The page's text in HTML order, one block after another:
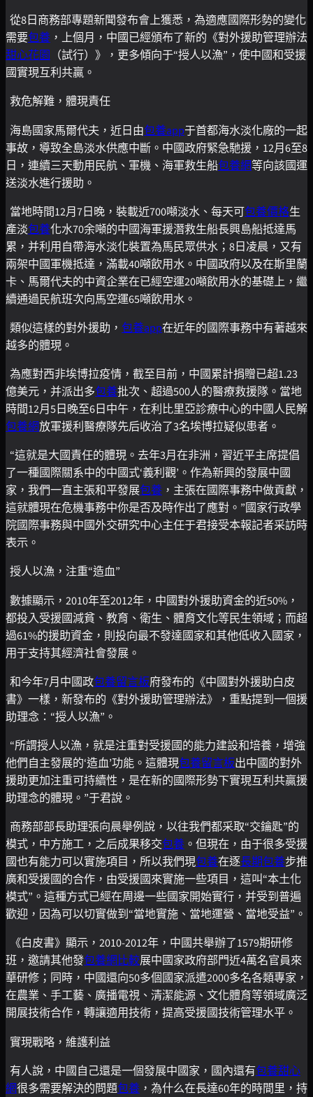
從8日商務部專題新聞發布會上獲悉，為適應國際形勢的變化
需要包養 ，上個月，中國已經頒布了新的《對外援助管理辦法
甜心花園 （試行）》，更多傾向于“授人以漁”，使中國和受援
國實現互利共贏。
救危解難，體現責任
海島國家馬爾代夫，近日由包養app于首都海水淡化廠的一起
事故，導致全島淡水供應中斷。中國政府緊急馳援，12月6至8
日，連續三天動用民航、軍機、海軍救生船包養網等向該國運
送淡水進行援助。
當地時間12月7日晚，裝載近700噸淡水、每天可包養價格生
產淡包養化水70余噸的中國海軍援潛救生船長興島船抵達馬
累，并利用自帶海水淡化裝置為馬民眾供水；8日凌晨，又有
兩架中國軍機抵達，滿載40噸飲用水。中國政府以及在斯里蘭
卡、馬爾代夫的中資企業在已經空運20噸飲用水的基礎上，繼
續通過民航班次向馬空運65噸飲用水。
類似這樣的對外援助， 包養app在近年的國際事務中有著越來
越多的體現。
為應對西非埃博拉疫情，截至目前，中國累計捐贈已超1.23
億美元，并派出多包養批次、超過500人的醫療救援隊。當地
時間12月5日晚至6日中午，在利比里亞診療中心的中國人民解
包養網放軍援利醫療隊先后收治了3名埃博拉疑似患者。
“這就是大國責任的體現。去年3月在非洲，習近平主席提倡
了一種國際關系中的中國式‘義利觀’。作為新興的發展中國
家，我們一直主張和平發展包養 ，主張在國際事務中做貢獻，
這就體現在危機事務中你是否及時作出了應對。”國家行政學
院國際事務與中國外交研究中心主任于君接受本報記者采訪時
表示。
授人以漁，注重“造血”
數據顯示，2010年至2012年，中國對外援助資金的近50%，
都投入受援國減貧、教育、衛生、體育文化等民生領域；而超
過61%的援助資金，則投向最不發達國家和其他低收入國家，
用于支持其經濟社會發展。
和今年7月中國政包養留言板府發布的《中國對外援助白皮
書》一樣，新發布的《對外援助管理辦法》，重點提到一個援
助理念：“授人以漁”。
“所謂授人以漁，就是注重對受援國的能力建設和培養，增強
他們自主發展的‘造血’功能。這體現包養留言板出中國的對外
援助更加注重可持續性，是在新的國際形勢下實現互利共贏援
助理念的體現。”于君說。
商務部部長助理張向晨舉例說，以往我們都采取“交鑰匙”的
模式，中方施工，之后成果移交包養 。但現在，由于很多受援
國也有能力可以實施項目，所以我們現包養在逐長期包養步推
廣和受援國的合作，由受援國來實施一些項目，這叫“本土化
模式”。這種方式已經在周邊一些國家開始實行，并受到普遍
歡迎，因為可以切實做到“當地實施、當地運營、當地受益”。
《白皮書》顯示，2010-2012年，中國共舉辦了1579期研修
班，邀請其他發包養網比較展中國家政府部門近4萬名官員來
華研修；同時，中國還向50多個國家派遣2000多名各類專家，
在農業、手工藝、廣播電視、清潔能源、文化體育等領域廣泛
開展技術合作，轉讓適用技術，提高受援國技術管理水平。
實現戰略，維護利益
有人說，中國自己還是一個發展中國家，國內還有包養甜心
網很多需要解決的問題包養 ，為什么在長達60年的時間里，持